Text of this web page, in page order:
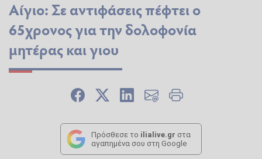
Αίγιο: Σε αντιφάσεις πέφτει ο
65χρονος για την δολοφονία
μητέρας και γιου
Πρόσθεσε το ilialive.gr στα
αγαπημένα σου στη Google